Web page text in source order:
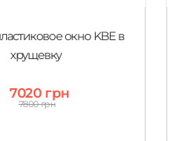
окно KBE в
хрущевку
7020 грн
7800 грн